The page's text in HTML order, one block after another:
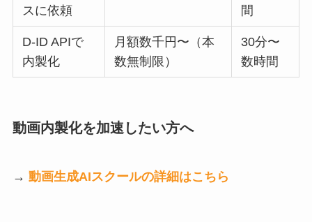
スに依頼
間
D-ID APIで
内製化
月額数千円〜（本
数無制限）
30分〜
数時間
動画内製化を加速したい方へ
→ 動画生成AIスクールの詳細はこちら